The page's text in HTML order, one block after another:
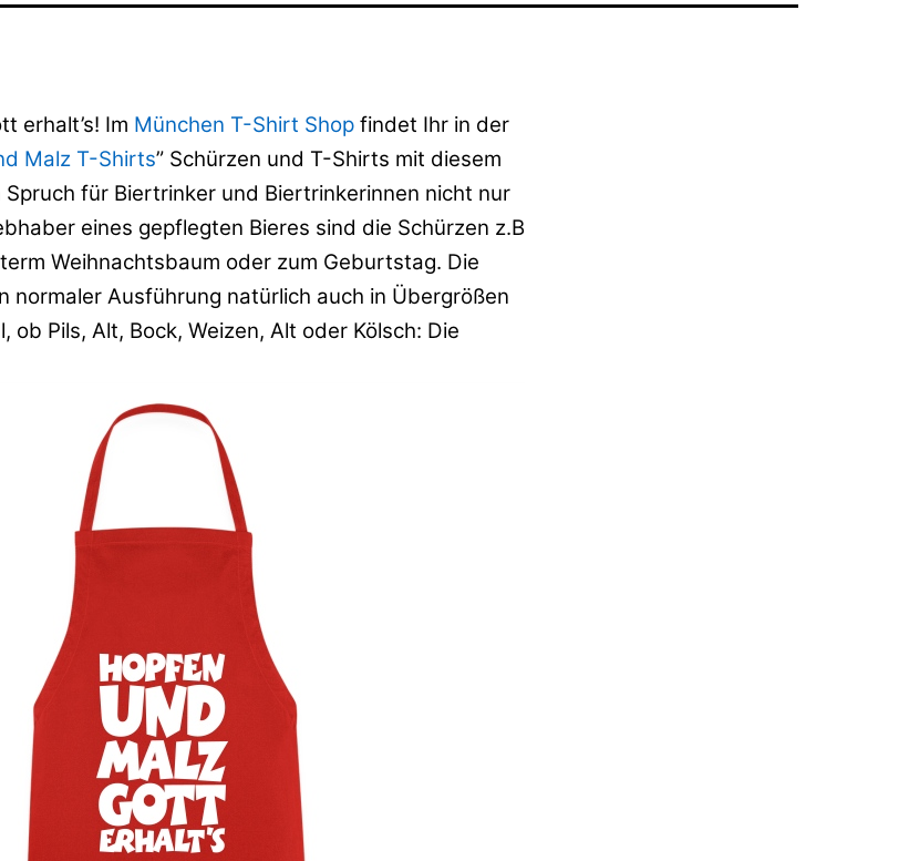
erhalt’s! Im München T-Shirt Shop findet Ihr in der
Malz T-Shirts” Schürzen und T-Shirts mit diesem
für Biertrinker und Biertrinkerinnen nicht nur
eines gepflegten Bieres sind die Schürzen z.B
Weihnachtsbaum oder zum Geburtstag. Die
normaler Ausführung natürlich auch in Übergrößen
ob Pils, Alt, Bock, Weizen, Alt oder Kölsch: Die